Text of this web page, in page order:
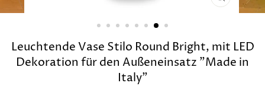
ESC)
Leuchtende Vase Stilo Round Bright, mit LED
Dekoration für den Außeneinsatz "Made in
Italy"